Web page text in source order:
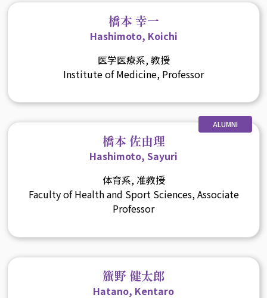
橋本 幸一
Hashimoto, Koichi
医学医療系, 教授
Institute of Medicine, Professor
ALUMNI
橋本 佐由理
Hashimoto, Sayuri
体育系, 准教授
Faculty of Health and Sport Sciences, Associate
Professor
籏野 健太郎
Hatano, Kentaro